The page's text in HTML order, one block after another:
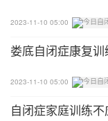
的生活体验而缺
✦要帮助他们，可
1、与TA讨论何
只有在别人提问
2023-11-10 05:00
娄底自闭症康复训
2023-11-10 05:00
自闭症家庭训练